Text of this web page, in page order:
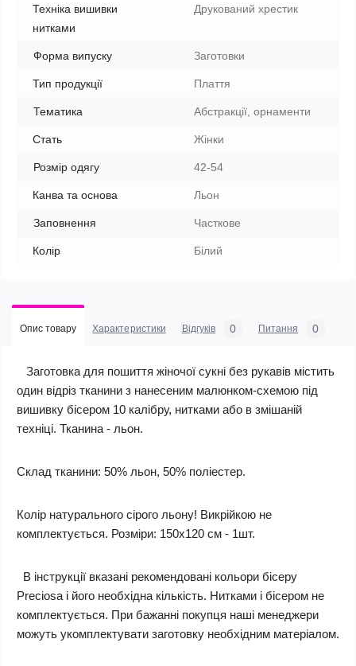
Техніка вишивки
нитками
Друкований хрестик
Форма випуску Заготовки
Тип продукції Плаття
Тематика Абстракції, орнаменти
Стать Жінки
Розмір одягу 42-54
Канва та основа Льон
Заповнення Часткове
Колір Білий
Опис товару Характеристики Відгуків 0 Питання 0
Заготовка для пошиття жіночої сукні без рукавів містить
один відріз тканини з нанесеним малюнком-схемою під
вишивку бісером 10 калібру, нитками або в змішаній
техніці. Тканина - льон.
Склад тканини: 50% льон, 50% поліестер.
Колір натурального сірого льону! Викрійкою не
комплектується. Розміри: 150х120 см - 1шт.
В інструкції вказані рекомендовані кольори бісеру
Preciosa і його необхідна кількість. Нитками і бісером не
комплектується. При бажанні покупця наші менеджери
можуть укомплектувати заготовку необхідним матеріалом.